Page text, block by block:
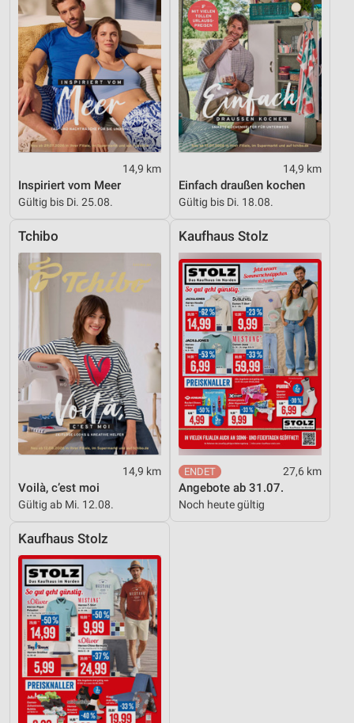
14,9 km
Inspiriert vom Meer
Gültig bis Di. 25.08.
14,9 km
Einfach draußen kochen
Gültig bis Di. 18.08.
Tchibo
14,9 km
Voilà, c’est moi
Gültig ab Mi. 12.08.
Kaufhaus Stolz
27,6 km
Angebote ab 31.07.
Noch heute gültig
Kaufhaus Stolz